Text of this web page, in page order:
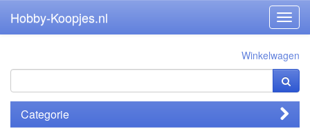
Hobby-Koopjes.nl
Winkelwagen
Categorie